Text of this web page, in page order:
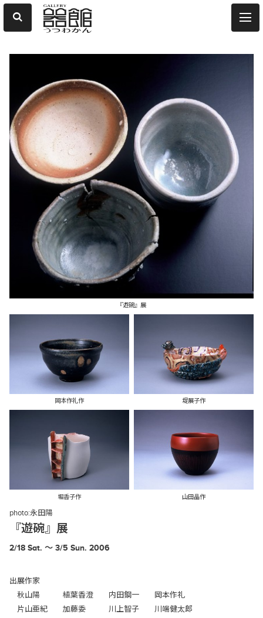
『遊碗』展
岡本作礼作 堤展子作
堀香子作 山田晶作
photo:永田陽
『遊碗』展
2/18 Sat. 〜 3/5 Sun. 2006
出展作家
秋山陽 植葉香澄 内田鋼一 岡本作礼
片山亜紀 加藤委 川上智子 川端健太郎